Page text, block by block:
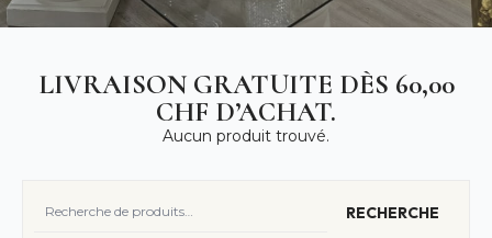
pour :
RECHERCHE
LIVRAISON GRATUITE DÈS 60,00
CHF D’ACHAT.
Aucun produit trouvé.